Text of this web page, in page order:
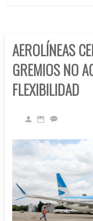
AEROLÍNEAS
GREMIOS NO
FLEXIBILIDAD